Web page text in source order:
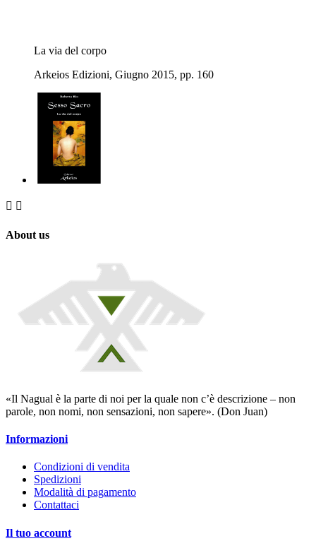
La via del corpo
Arkeios Edizioni, Giugno 2015, pp. 160
 
About us
«Il Nagual è la parte di noi per la quale non c’è descrizione – non
parole, non nomi, non sensazioni, non sapere». (Don Juan)
Informazioni
Condizioni di vendita
Spedizioni
Modalità di pagamento
Contattaci
Il tuo account